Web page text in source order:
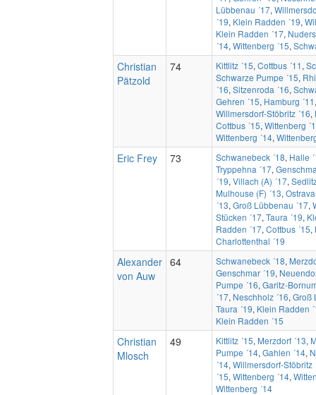
Lübbenau ´17,
´19, Klein Radden ´19,
Klein Radden ´17,
´14, Wittenberg ´15,
Christian
Pätzold
74 Kittlitz ´15, Cottbus ´11 ,
Schwarze Pumpe ´15,
´16, Sitzenroda ´16,
Gehren ´15, Hamburg ´11
Willmersdorf-Stöbritz ´16,
Cottbus ´15, Wittenberg
Wittenberg ´14,
Eric Frey 73 Schwanebeck ´18, Halle
Tryppehna ´17,
´19, Villach (A) ´17,
Mulhouse (F) ´13,
´13, Groß Lübbenau ´17,
Stücken ´17, Taura ´19,
Radden ´17, Cottbus ´15,
Charlottenthal ´19
Alexander
von Auw
64 Schwanebeck ´18,
Genschmar ´19,
Pumpe ´16, Garitz-
´17, Neschholz ´16, Groß
Taura ´19, Klein Radden
Klein Radden ´15
Christian
Mlosch
49 Kittlitz ´15, Merzdorf ´13,
Pumpe ´14, Gahlen ´14,
´14, Willmersdorf-Stöbritz
´15, Wittenberg ´14,
Wittenberg ´14